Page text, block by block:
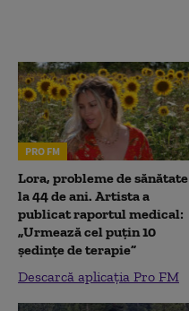
PRO FM
Lora, probleme de sănătate
la 44 de ani. Artista a
publicat raportul medical:
„Urmează cel puțin 10
ședințe de terapie”
Descarcă aplicația Pro FM